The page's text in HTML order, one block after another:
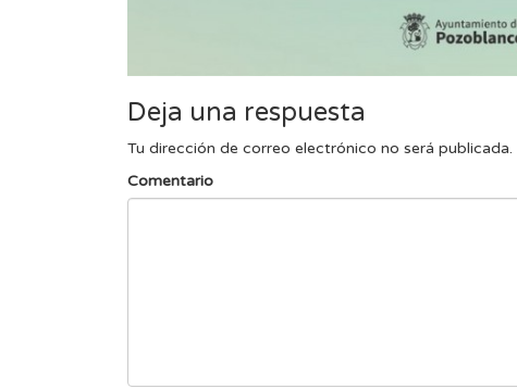
Deja una respuesta
Tu dirección de correo electrónico no será publicada.
Comentario